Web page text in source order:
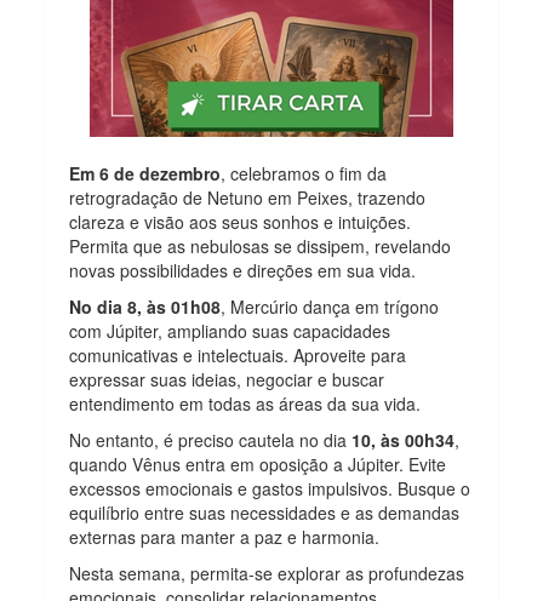
Em 6 de dezembro, celebramos o fim da
retrogradação de Netuno em Peixes, trazendo
clareza e visão aos seus sonhos e intuições.
Permita que as nebulosas se dissipem, revelando
novas possibilidades e direções em sua vida.
No dia 8, às 01h08, Mercúrio dança em trígono
com Júpiter, ampliando suas capacidades
comunicativas e intelectuais. Aproveite para
expressar suas ideias, negociar e buscar
entendimento em todas as áreas da sua vida.
No entanto, é preciso cautela no dia 10, às 00h34,
quando Vênus entra em oposição a Júpiter. Evite
excessos emocionais e gastos impulsivos. Busque o
equilíbrio entre suas necessidades e as demandas
externas para manter a paz e harmonia.
Nesta semana, permita-se explorar as profundezas